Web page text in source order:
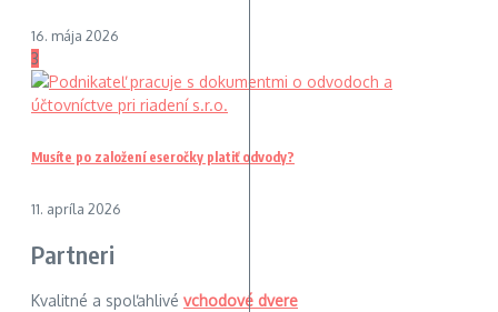
16. mája 2026
3
Musíte po založení eseročky platiť odvody?
11. apríla 2026
Partneri
Kvalitné a spoľahlivé vchodové dvere